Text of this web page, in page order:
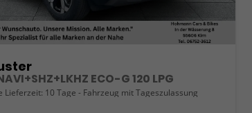
ECO-G 120 LPG
Lieferzeit: 10 Tage Fahrzeug mit Tageszulassung